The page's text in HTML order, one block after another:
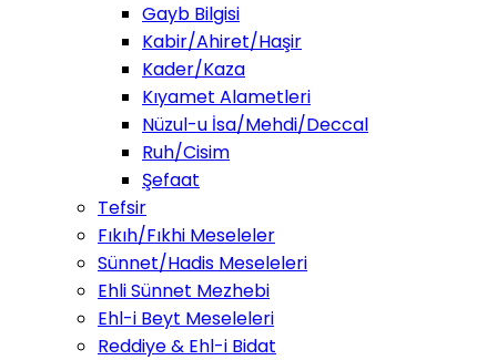
Gayb Bilgisi
Kabir/Ahiret/Haşir
Kader/Kaza
Kıyamet Alametleri
Nüzul-u İsa/Mehdi/Deccal
Ruh/Cisim
Şefaat
Tefsir
Fıkıh/Fıkhi Meseleler
Sünnet/Hadis Meseleleri
Ehli Sünnet Mezhebi
Ehl-i Beyt Meseleleri
Reddiye & Ehl-i Bidat